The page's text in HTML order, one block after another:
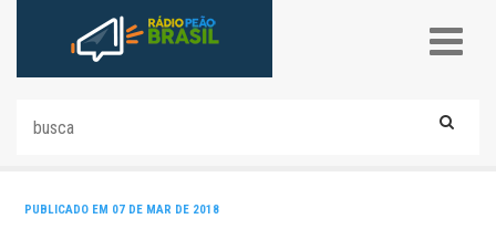
PUBLICADO EM 07 DE MAR DE 2018